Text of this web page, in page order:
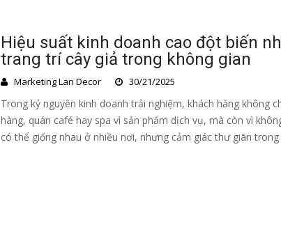
Hiệu suất kinh doanh cao đột biến
trang trí cây giả trong không gian
Marketing Lan Decor 30/21/2025
Trong kỷ nguyên kinh doanh trải nghiệm, khách hàng không
hàng, quán café hay spa vì sản phẩm dịch vụ, mà còn vì
có thể giống nhau ở nhiều nơi, nhưng cảm giác thư giãn trong